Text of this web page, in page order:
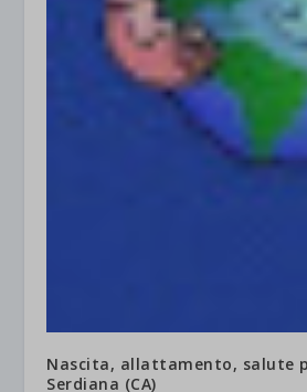
Nascita, allattamento, salute
Serdiana (CA)